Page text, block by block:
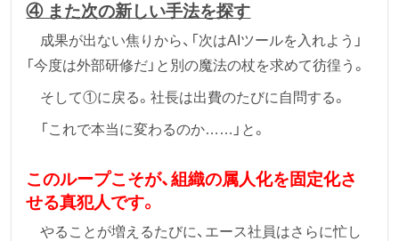
④ また次の新しい手法を探す
成果が出ない焦りから、「次はAIツールを入れよう」
「今度は外部研修だ」と別の魔法の杖を求めて彷徨う。
そして①に戻る。社長は出費のたびに自問する。
「これで本当に変わるのか……」と。
このループこそが、組織の属人化を固定化さ
せる真犯人です。
やることが増えるたびに、エース社員はさらに忙し